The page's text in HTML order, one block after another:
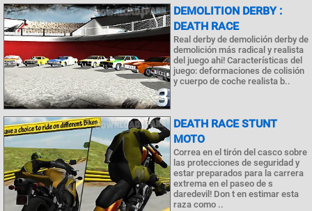
DEMOLITION DERBY :
DEATH RACE
Real derby de demolición derby de
demolición más radical y realista
del juego ahi! Características del
juego: deformaciones de colisión
y cuerpo de coche realista b..
DEATH RACE STUNT
MOTO
Correa en el tirón del casco sobre
las protecciones de seguridad y
estar preparados para la carrera
extrema en el paseo de s
daredevil! Don t en estimar esta
raza como ..